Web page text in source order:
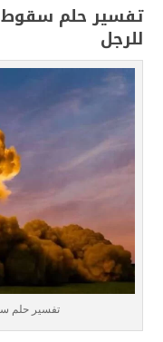
تفسير حلم سقوط
للرجل
تفسير حلم